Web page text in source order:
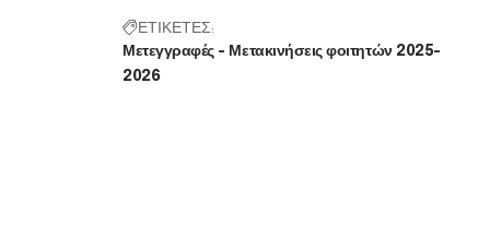
ΕΤΙΚΕΤΕΣ:
Μετεγγραφές - Μετακινήσεις φοιτητών 2025-
2026